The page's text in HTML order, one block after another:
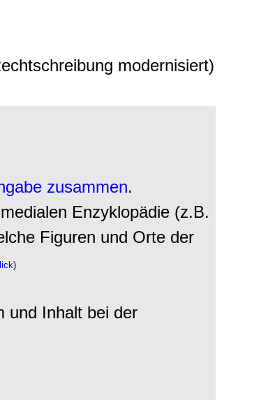
modernisiert)
zusammen.
Enzyklopädie (z.B.
Figuren und Orte der
)
und Inhalt bei der